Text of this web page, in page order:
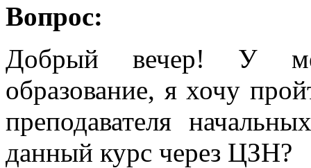
Вопрос:
Добрый вечер! У
образование, я хочу
преподавателя
данный курс через ЦЗН?